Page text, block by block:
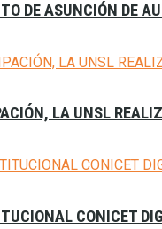
DE ASUNCIÓN DE
LA UNSL
CONICET